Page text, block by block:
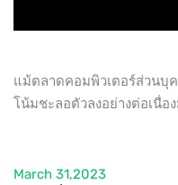
แม้ตลาดคอมพิวเตอร์ส่วนบุ
โน้มชะลอตัวลงอย่างต่อเนื่อ
March 31,2023